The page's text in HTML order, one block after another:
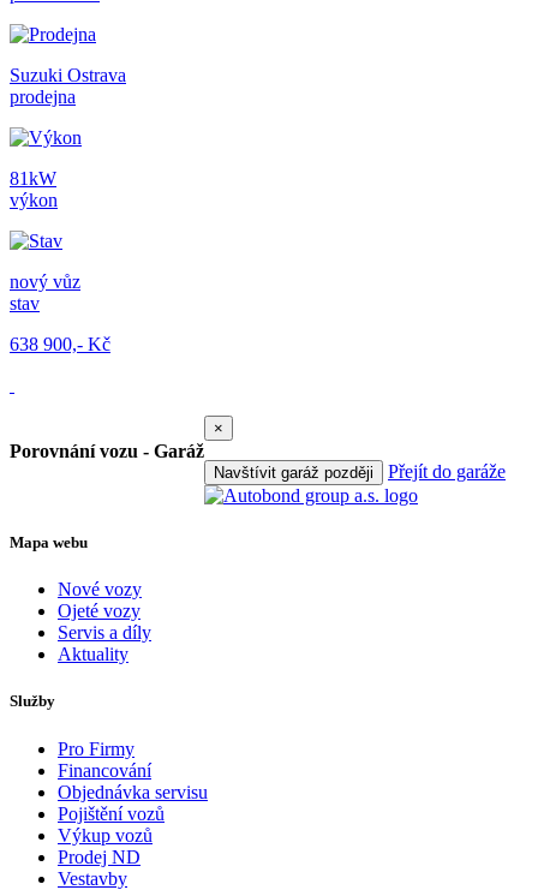
Suzuki Ostrava
prodejna
81kW
výkon
nový vůz
stav
638 900,- Kč
Porovnání vozu - Garáž
×
Navštívit garáž později Přejít do garáže
Mapa webu
Nové vozy
Ojeté vozy
Servis a díly
Aktuality
Služby
Pro Firmy
Financování
Objednávka servisu
Pojištění vozů
Výkup vozů
Prodej ND
Vestavby